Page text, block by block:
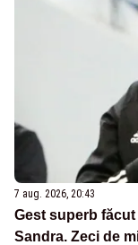
7 aug. 2026, 20:43
Gest superb
Sandra. Zeci de